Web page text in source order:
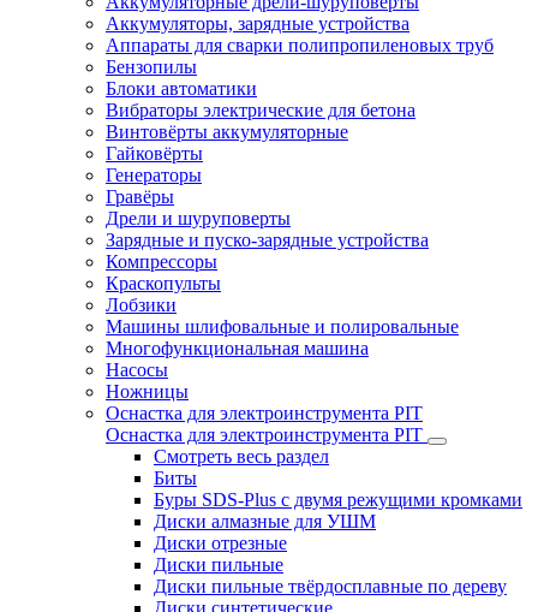
Аккумуляторы, зарядные устройства
Аппараты для сварки полипропиленовых труб
Бензопилы
Блоки автоматики
Вибраторы электрические для бетона
Винтовёрты аккумуляторные
Гайковёрты
Генераторы
Гравёры
Дрели и шуруповерты
Зарядные и пуско-зарядные устройства
Компрессоры
Краскопульты
Лобзики
Машины шлифовальные и полировальные
Многофункциональная машина
Насосы
Ножницы
Оснастка для электроинструмента PIT
Оснастка для электроинструмента PIT
Смотреть весь раздел
Биты
Буры SDS-Plus c двумя режущими кромками
Диски алмазные для УШМ
Диски отрезные
Диски пильные
Диски пильные твёрдосплавные по дереву
Диски синтетические